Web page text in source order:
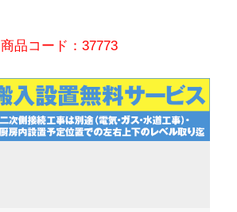
商品コード：37773